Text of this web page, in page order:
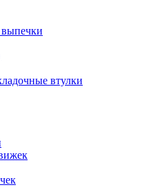
выпечки
втулки